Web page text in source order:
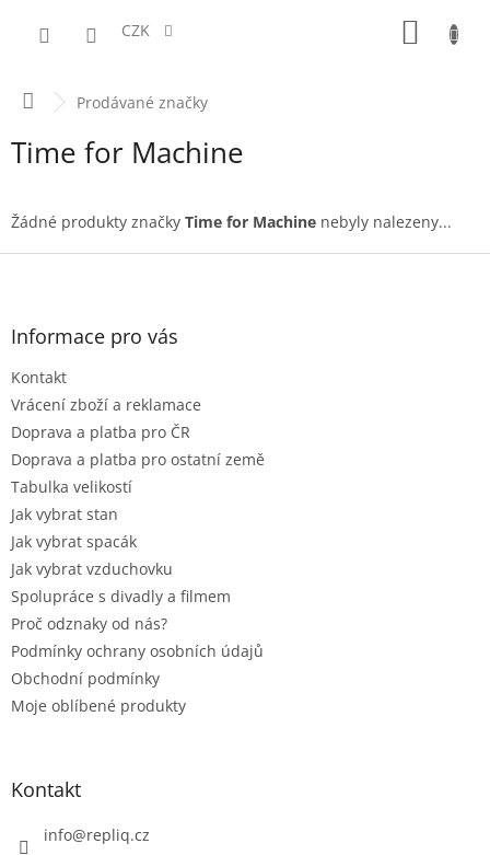
CZK
DomůProdávané značky
Time for Machine
Žádné produkty značky Time for Machine nebyly nalezeny...
Z
Informace pro vás
Kontakt
Vrácení zboží a reklamace
Doprava a platba pro ČR
Doprava a platba pro ostatní země
Tabulka velikostí
Jak vybrat stan
Jak vybrat spacák
Jak vybrat vzduchovku
Spolupráce s divadly a filmem
Proč odznaky od nás?
Podmínky ochrany osobních údajů
Obchodní podmínky
Moje oblíbené produkty
Kontakt
info@repliq.cz